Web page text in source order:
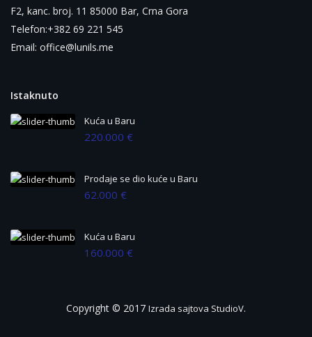
F2, kanc. broj. 11 85000 Bar, Crna Gora
Telefon:+382 69 221 545
Email: office@lunils.me
Istaknuto
Kuća u Baru
220.000 €
Prodaje se dio kuće u Baru
62.000 €
Kuća u Baru
160.000 €
Copyright © 2017 Izrada sajtova StudioV.